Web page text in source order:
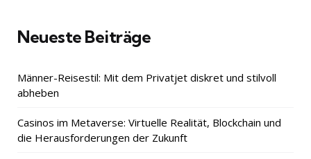
Neueste Beiträge
Männer-Reisestil: Mit dem Privatjet diskret und stilvoll
abheben
Casinos im Metaverse: Virtuelle Realität, Blockchain und
die Herausforderungen der Zukunft